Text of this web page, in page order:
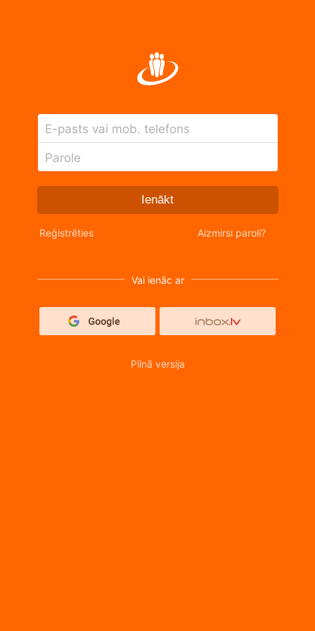
E-pasts vai mob. telefons
Parole
Ienākt
Reģistrēties Aizmirsi paroli?
Vai ienāc ar
Pilnā versija